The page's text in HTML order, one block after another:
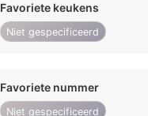
Favoriete keukens
Niet gespecificeerd
Favoriete nummer
Niet gespecificeerd